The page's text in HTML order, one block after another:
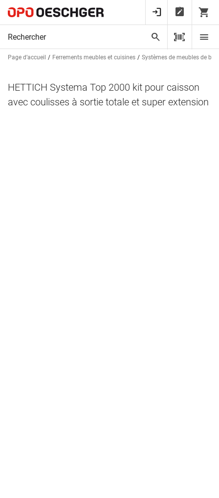
Page d’accueil Ferrements meubles et cuisines Systèmes de meubles de
HETTICH Systema Top 2000 kit pour caisson
avec coulisses à sortie totale et super extension